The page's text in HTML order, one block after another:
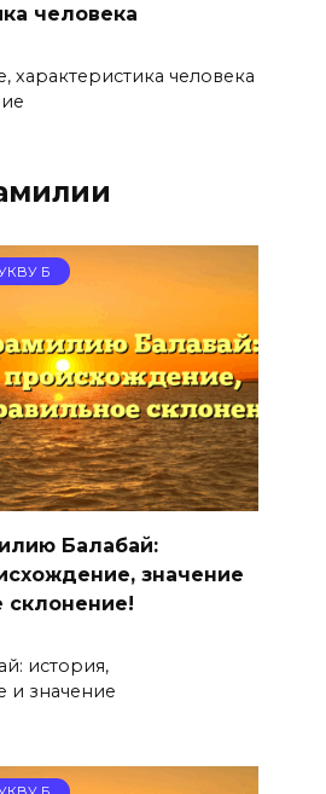
человека
характеристика человека
Б
Балабай:
значение
склонение!
история,
и значение